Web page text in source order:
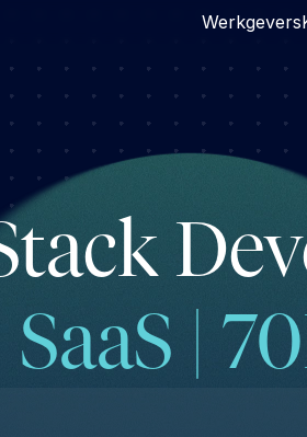
Werkgevers
SaaS |